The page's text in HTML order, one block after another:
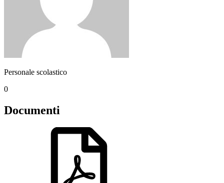
Personale scolastico
0
Documenti